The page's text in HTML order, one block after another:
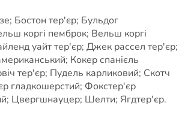
Бостон тер'єр; Бульдог
коргі пемброк; Вельш коргі
уайт тер'єр; Джек рассел тер'єр;
Кокер спанієль
тер'єр; Пудель карликовий; Скотч
гладкошерстий; Фокстер'єр
Цвергшнауцер; Шелти; Ягдтер'єр.